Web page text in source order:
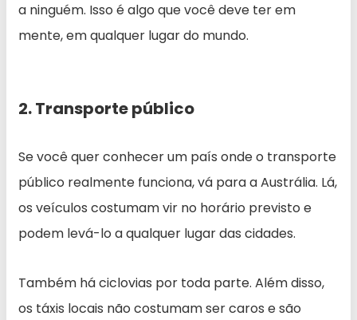
a ninguém. Isso é algo que você deve ter em
mente, em qualquer lugar do mundo.
2. Transporte público
Se você quer conhecer um país onde o transporte
público realmente funciona, vá para a Austrália. Lá,
os veículos costumam vir no horário previsto e
podem levá-lo a qualquer lugar das cidades.
Também há ciclovias por toda parte. Além disso,
os táxis locais não costumam ser caros e são